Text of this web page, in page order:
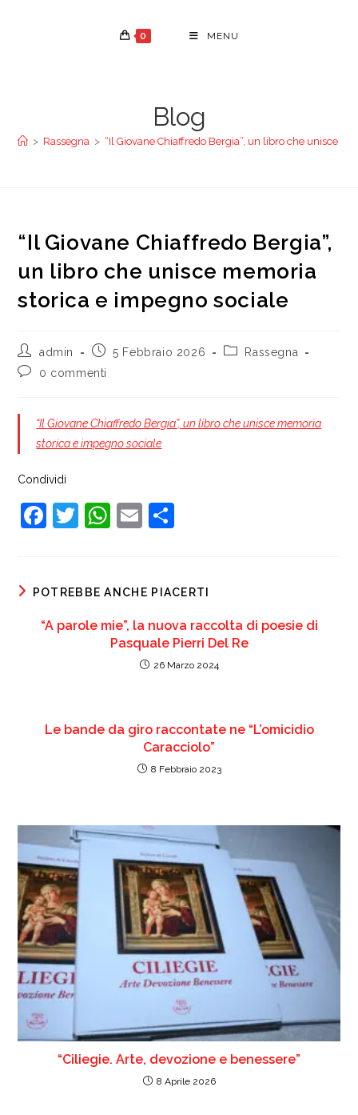
0 MENU
Blog
> Rassegna > “Il Giovane Chiaffredo Bergia”, un libro che unisce
“Il Giovane Chiaffredo Bergia”,
un libro che unisce memoria
storica e impegno sociale
Autore
dell'articolo:
admin
Articolo5 Febbraio 2026
Categoria
Rassegna
Commenti
0 commenti
“Il Giovane Chiaffredo Bergia”, un libro che unisce memoria
storica e impegno sociale
Condividi
F
e
b
o
T
er
W
s
A
p
E
l
di
vi
di
POTREBBE ANCHE PIACERTI
“A parole mie”, la nuova raccolta di poesie di
Pasquale Pierri Del Re
26 Marzo 2024
Le bande da giro raccontate ne “L’omicidio
Caracciolo”
8 Febbraio 2023
“Ciliegie. Arte, devozione e benessere”
8 Aprile 2026